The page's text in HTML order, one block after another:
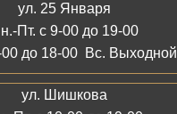
ул. 25 Января
Пт. с 9-00 до 19-00
до 18-00 Вс. Выходной
ул. Шишкова